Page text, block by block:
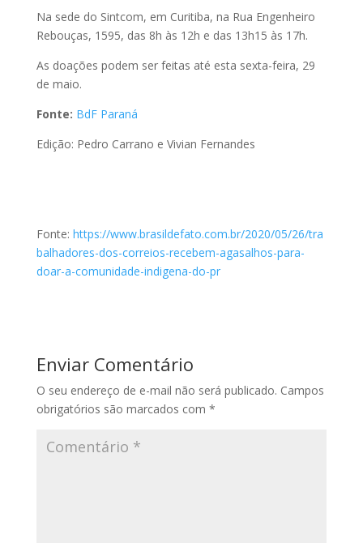
Na sede do Sintcom, em Curitiba, na Rua Engenheiro
Rebouças, 1595, das 8h às 12h e das 13h15 às 17h.
As doações podem ser feitas até esta sexta-feira, 29
de maio.
Fonte: BdF Paraná
Edição: Pedro Carrano e Vivian Fernandes
Fonte: https://www.brasildefato.com.br/2020/05/26/tra
balhadores-dos-correios-recebem-agasalhos-para-
doar-a-comunidade-indigena-do-pr
Enviar Comentário
O seu endereço de e-mail não será publicado. Campos
obrigatórios são marcados com *